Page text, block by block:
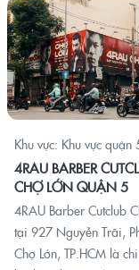
Khu vực: Khu vực quận
4RAU BARBER
CHỢ LỚN QUẬN 5
4RAU Barber Cutclub
tại 927 Nguyễn Trãi,
Chợ Lớn, TP.HCM là